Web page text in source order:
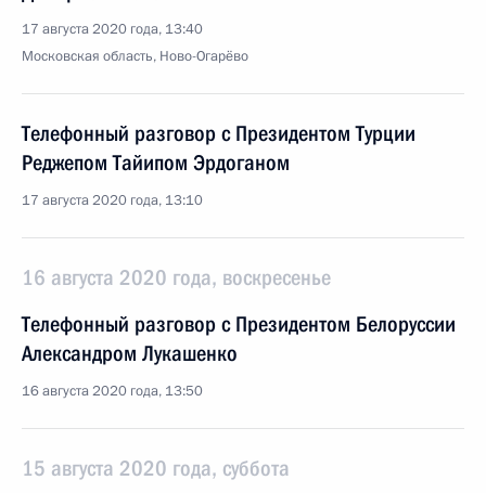
17 августа 2020 года, 13:40
Московская область, Ново-Огарёво
Телефонный разговор с Президентом Турции
Реджепом Тайипом Эрдоганом
17 августа 2020 года, 13:10
16 августа 2020 года, воскресенье
Телефонный разговор с Президентом Белоруссии
Александром Лукашенко
16 августа 2020 года, 13:50
15 августа 2020 года, суббота